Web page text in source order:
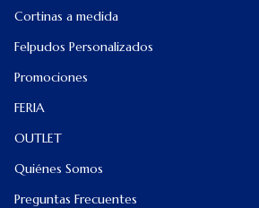
Cortinas a medida
Felpudos Personalizados
Promociones
FERIA
OUTLET
Quiénes Somos
Preguntas Frecuentes